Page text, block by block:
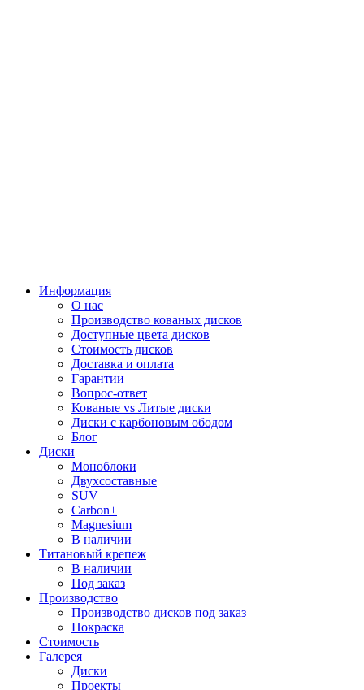
Информация
О нас
Производство кованых дисков
Доступные цвета дисков
Стоимость дисков
Доставка и оплата
Гарантии
Вопрос-ответ
Кованые vs Литые диски
Диски с карбоновым ободом
Блог
Диски
Моноблоки
Двухсоставные
SUV
Carbon+
Magnesium
В наличии
Титановый крепеж
В наличии
Под заказ
Производство
Производство дисков под заказ
Покраска
Стоимость
Галерея
Диски
Проекты